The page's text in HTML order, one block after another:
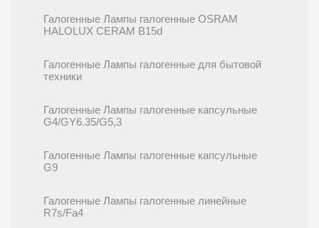
Галогенные Лампы галогенные OSRAM
HALOLUX CERAM B15d
Галогенные Лампы галогенные для бытовой
техники
Галогенные Лампы галогенные капсульные
G4/GY6.35/G5,3
Галогенные Лампы галогенные капсульные
G9
Галогенные Лампы галогенные линейные
R7s/Fa4